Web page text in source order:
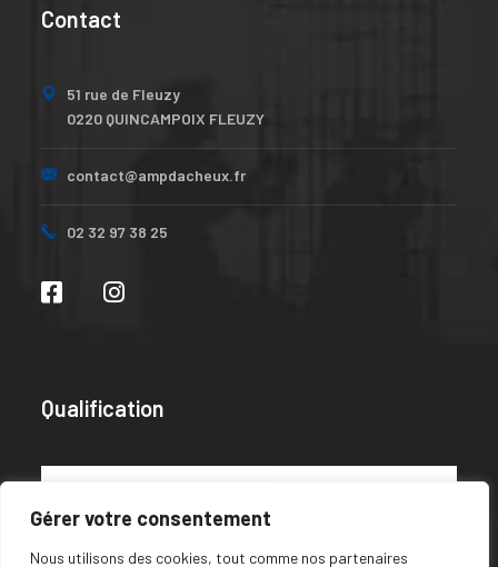
Gérer votre consentement
Nous utilisons des cookies, tout comme nos partenaires
Contact
51 rue de Fleuzy
0220 QUINCAMPOIX FLEUZY
contact@ampdacheux.fr
02 32 97 38 25
Qualification